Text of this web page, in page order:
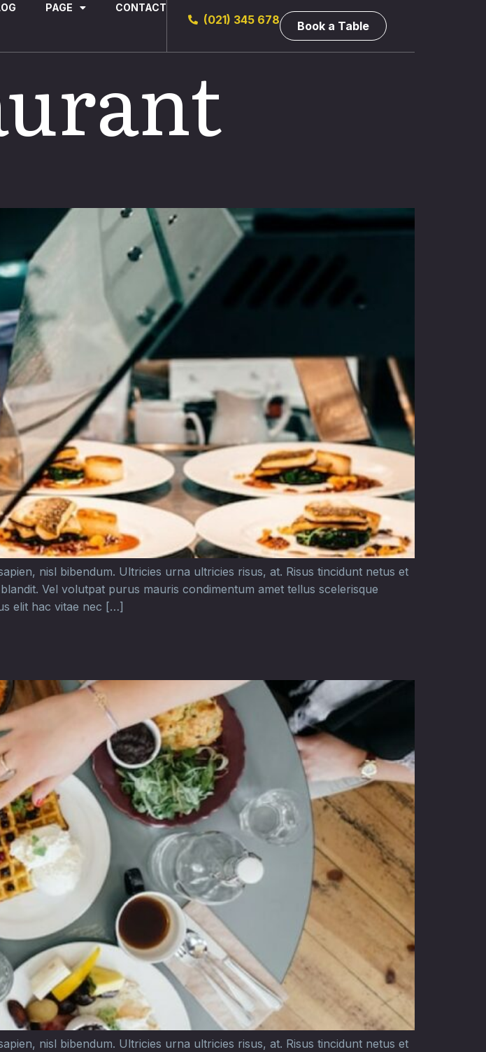
PAGE CONTACT
(021) 345 678 Book a Table
nisl bibendum. Ultricies urna ultricies risus, at. Risus tincidunt netus et
Vel volutpat purus mauris condimentum amet tellus scelerisque
elit hac vitae nec […]
nisl bibendum. Ultricies urna ultricies risus, at. Risus tincidunt netus et